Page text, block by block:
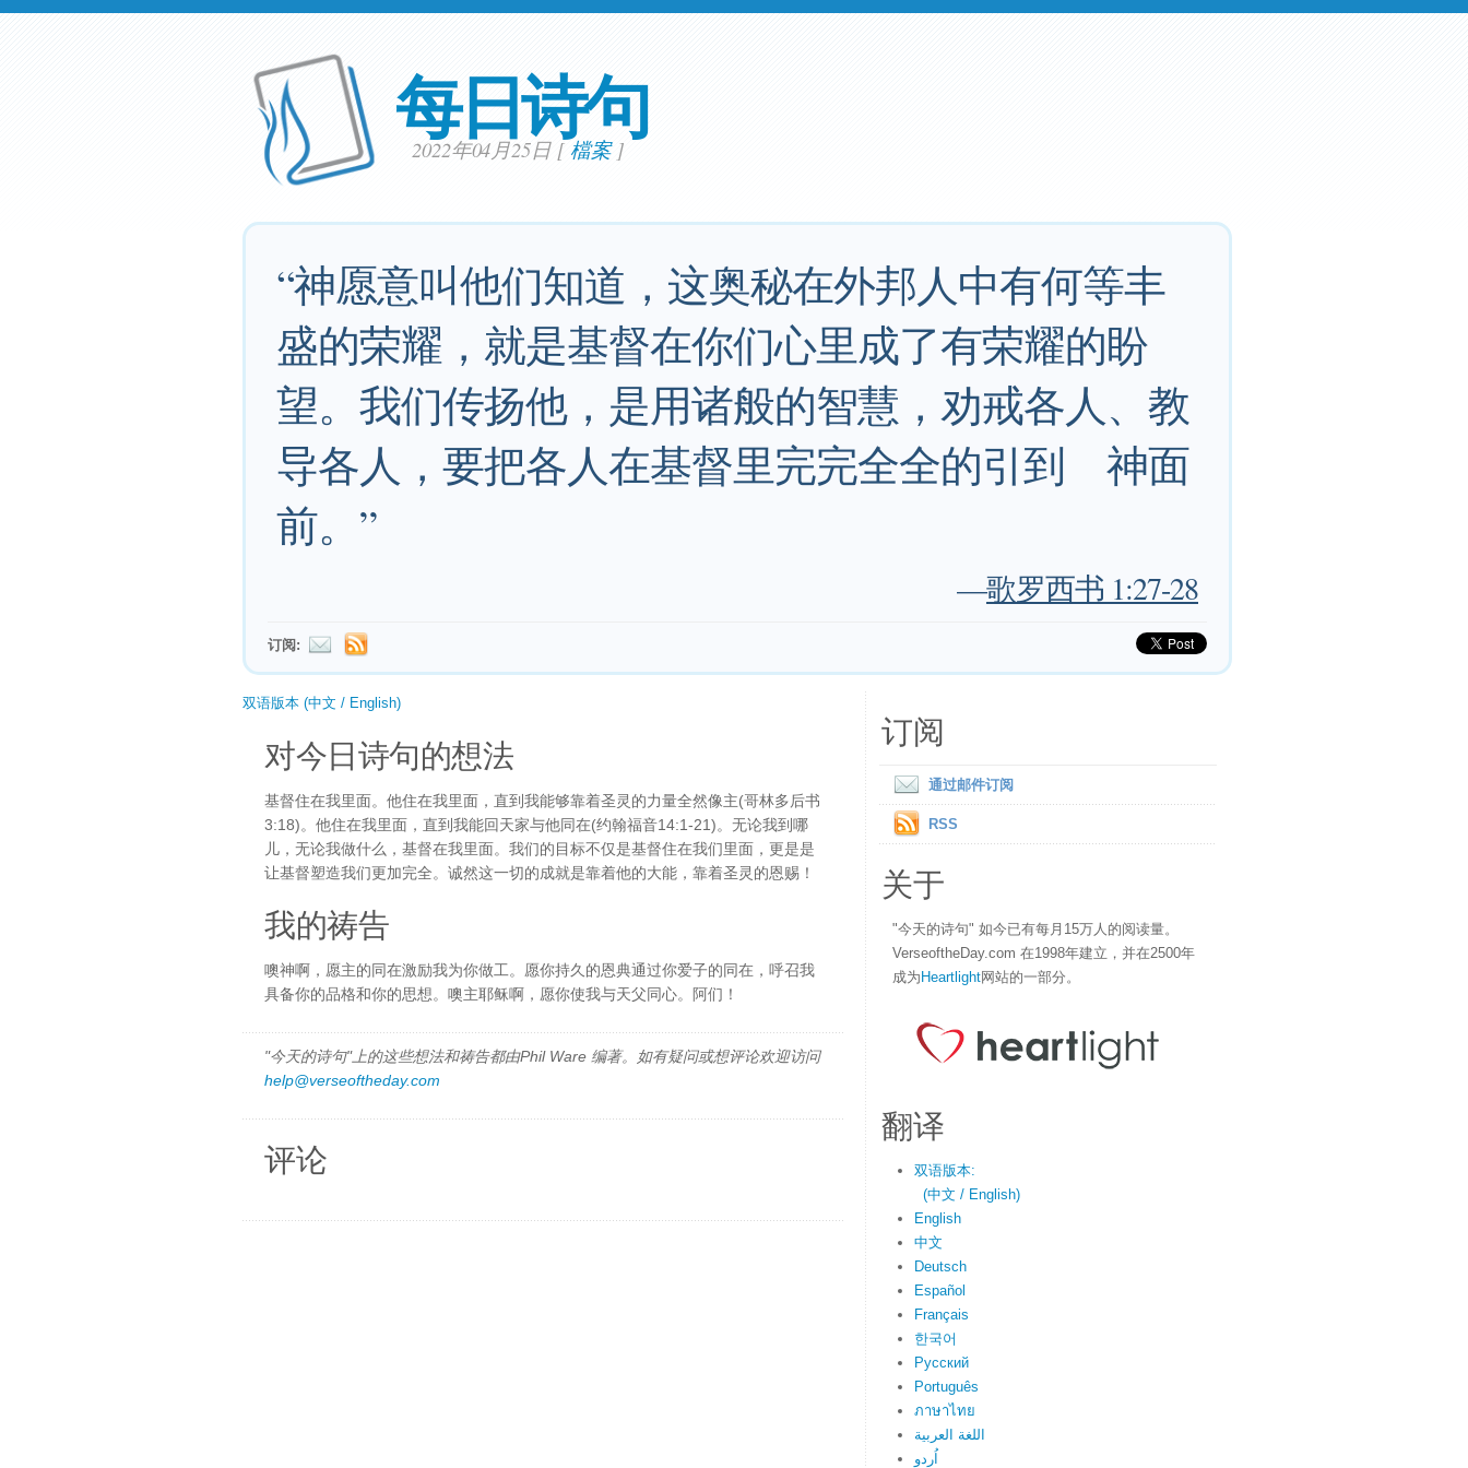
每日诗句
2022年04月25日 [檔案]
“神愿意叫他们知道，这奥秘在外邦人中有何等丰
盛的荣耀，就是基督在你们心里成了有荣耀的盼
望。我们传扬他，是用诸般的智慧，劝戒各人、教
导各人，要把各人在基督里完完全全的引到 神面
前。”
—歌罗西书 1:27-28
订阅:
双语版本 (中文 / English)
对今日诗句的想法
基督住在我里面。他住在我里面，直到我能够靠着圣灵的力量全然像主(哥林多后书
3:18)。他住在我里面，直到我能回天家与他同在(约翰福音14:1-21)。无论我到哪
儿，无论我做什么，基督在我里面。我们的目标不仅是基督住在我们里面，更是是
让基督塑造我们更加完全。诚然这一切的成就是靠着他的大能，靠着圣灵的恩赐！
我的祷告
噢神啊，愿主的同在激励我为你做工。愿你持久的恩典通过你爱子的同在，呼召我
具备你的品格和你的思想。噢主耶稣啊，愿你使我与天父同心。阿们！
"今天的诗句"上的这些想法和祷告都由Phil Ware 编著。如有疑问或想评论欢迎访问
help@verseoftheday.com
评论
订阅
通过邮件订阅
RSS
关于
"今天的诗句" 如今已有每月15万人的阅读量。
VerseoftheDay.com 在1998年建立，并在2500年
成为 Heartlight网站的一部分。
翻译
双语版本:
(中文 / English)
English
中文
Deutsch
Español
Français
한국어
Русский
Português
ภาษาไทย
اللغة العربية
اُردو